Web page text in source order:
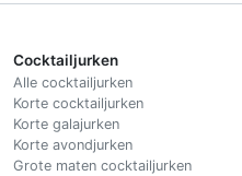
Cocktailjurken
Alle cocktailjurken
Korte cocktailjurken
Korte galajurken
Korte avondjurken
Grote maten cocktailjurken